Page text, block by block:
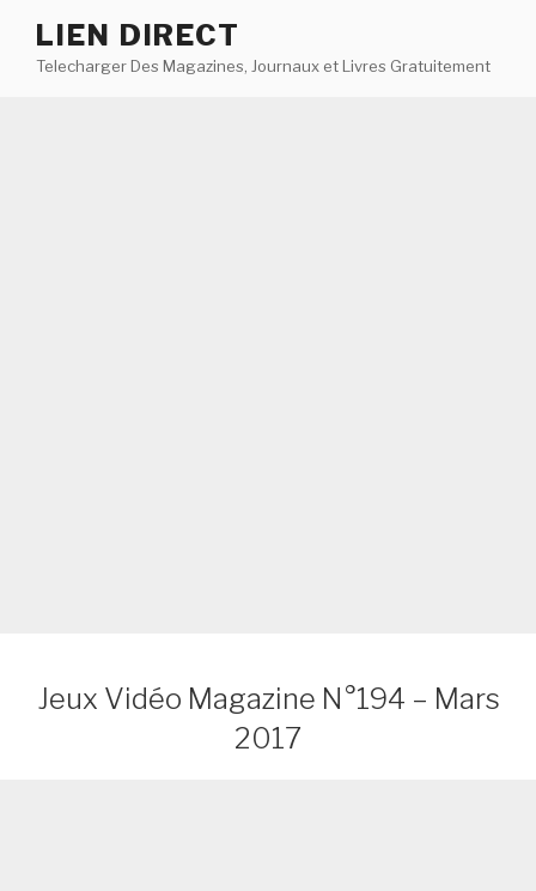
contenu
LIEN DIRECT
Telecharger Des Magazines, Journaux et Livres Gratuitement
Jeux Vidéo Magazine N°194 – Mars
2017